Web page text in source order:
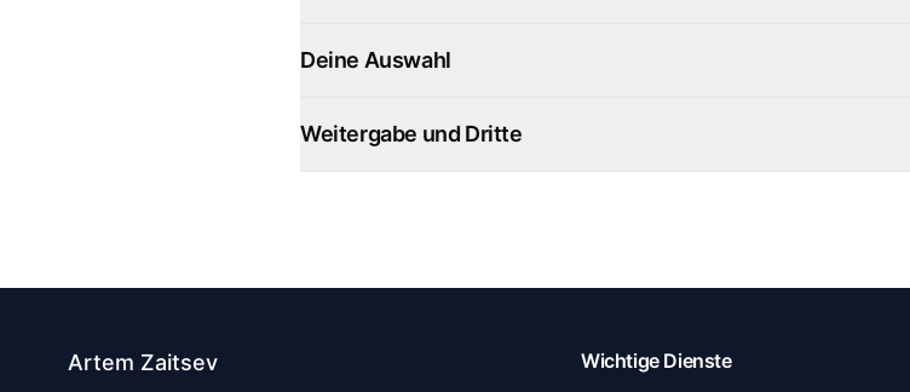
Deine Auswahl
Weitergabe und Dritte
Artem Zaitsev Wichtige Dienste